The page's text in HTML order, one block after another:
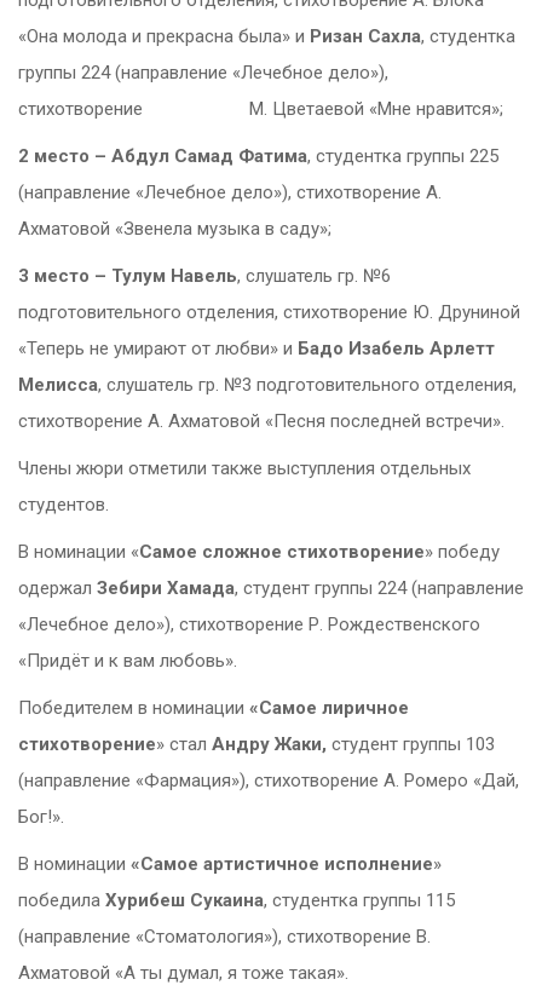
«Она молода и прекрасна была» и Ризан Сахла, студентка
группы 224 (направление «Лечебное дело»),
стихотворение М. Цветаевой «Мне нравится»;
2 место – Абдул Самад Фатима, студентка группы 225
(направление «Лечебное дело»), стихотворение А.
Ахматовой «Звенела музыка в саду»;
3 место – Тулум Навель, слушатель гр. №6
подготовительного отделения, стихотворение Ю. Друниной
«Теперь не умирают от любви» и Бадо Изабель Арлетт
Мелисса, слушатель гр. №3 подготовительного отделения,
стихотворение А. Ахматовой «Песня последней встречи».
Члены жюри отметили также выступления отдельных
студентов.
В номинации «Самое сложное стихотворение» победу
одержал Зебири Хамада, студент группы 224 (направление
«Лечебное дело»), стихотворение Р. Рождественского
«Придёт и к вам любовь».
Победителем в номинации «Самое лиричное
стихотворение» стал Андру Жаки, студент группы 103
(направление «Фармация»), стихотворение А. Ромеро «Дай,
Бог!».
В номинации «Самое артистичное исполнение»
победила Хурибеш Сукаина, студентка группы 115
(направление «Стоматология»), стихотворение В.
Ахматовой «А ты думал, я тоже такая».